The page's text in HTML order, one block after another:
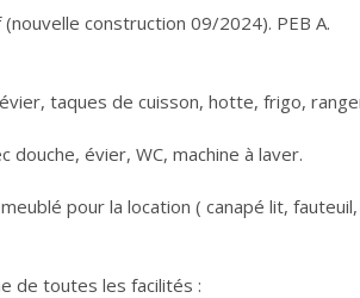
construction 09/2024). PEB A.
taques de cuisson, hotte, frigo,
douche, évier, WC, machine à laver.
pour la location ( canapé lit,
de toutes les facilités :